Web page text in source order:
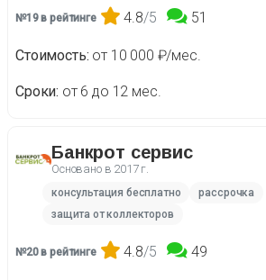
№19 в рейтинге 4.8/5 51
Стоимость от 10 000 ₽/мес.
Сроки от 6 до 12 мес.
Банкрот сервис
Основано в 2017 г.
консультация бесплатно
рассрочка
защита от коллекторов
№20 в рейтинге 4.8/5 49